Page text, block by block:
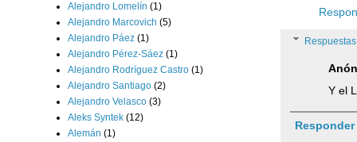
Respuestas
Y el
Responder
Alejandro Lomelín (1)
Alejandro Marcovich (5)
Alejandro Páez (1)
Alejandro Pérez-Sáez (1)
Alejandro Rodríguez Castro (1)
Alejandro Santiago (2)
Alejandro Velasco (3)
Aleks Syntek (12)
Alemán (1)